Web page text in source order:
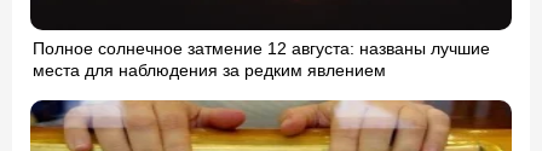
Полное солнечное затмение 12 августа: названы лучшие
места для наблюдения за редким явлением